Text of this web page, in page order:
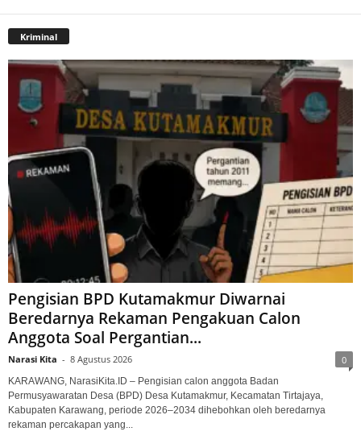
Kriminal
Pengisian BPD Kutamakmur Diwarnai
Beredarnya Rekaman Pengakuan Calon
Anggota Soal Pergantian...
Narasi Kita - 8 Agustus 2026 0
KARAWANG, NarasiKita.ID – Pengisian calon anggota Badan
Permusyawaratan Desa (BPD) Desa Kutamakmur, Kecamatan Tirtajaya,
Kabupaten Karawang, periode 2026–2034 dihebohkan oleh beredarnya
rekaman percakapan yang...